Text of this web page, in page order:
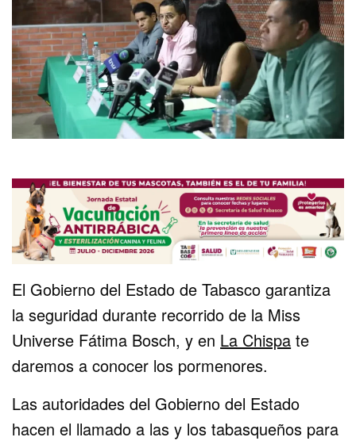
El Gobierno del Estado de Tabasco garantiza
la seguridad durante recorrido de la Miss
Universe Fátima Bosch, y en La Chispa te
daremos a conocer los pormenores.
Las autoridades del Gobierno del Estado
hacen el llamado a las y los tabasqueños para